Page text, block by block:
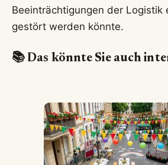
Beeinträchtigungen der Logistik
gestört werden könnte.
📚 Das könnte Sie auch